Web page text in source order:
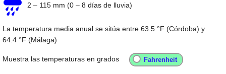
2 – 115 mm (0 – 8 días de lluvia)
La temperatura media anual se sitúa entre 63.5 °F (Córdoba) y
64.4 °F (Málaga)
Muestra las temperaturas en grados